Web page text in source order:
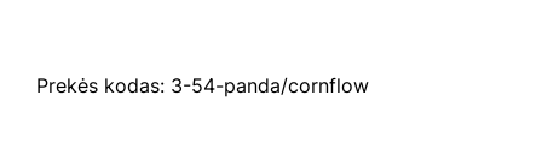
Prekės kodas: 3-54-panda/cornflow